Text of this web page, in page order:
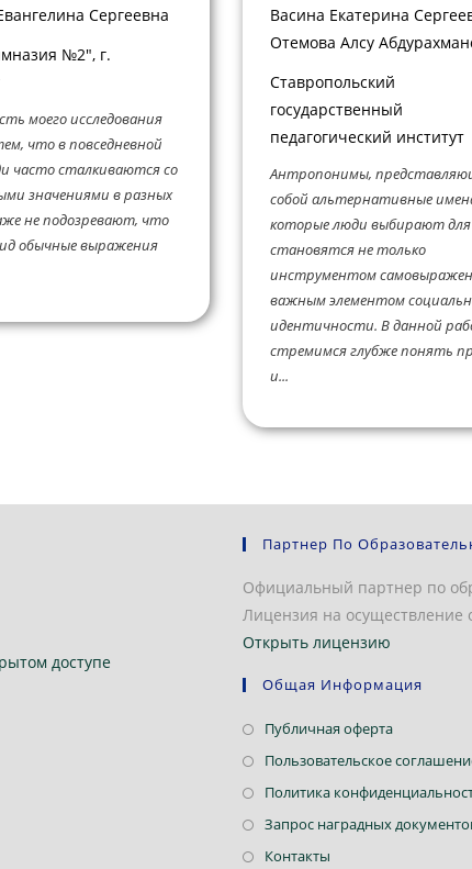
Сергеевна
№2", г.
моего исследования
что в повседневной
часто сталкиваются со
значениями в разных
не подозревают, что
обычные выражения
Васина Екатерина
Отемова Алсу
Ставропольский
государственный
педагогический институт
Антропонимы,
собой альтернативные
которые люди выбирают для
становятся не только
инструментом
важным элементом
идентичности. В данной
стремимся глубже понять
и...
доступе
Партнер По
Официальный партнер по
Лицензия на осуществление
Открыть лицензию
Общая Информация
Публичная офертаОткроется
в
Пользовательское
Политика
Запрос наградных
Контакты